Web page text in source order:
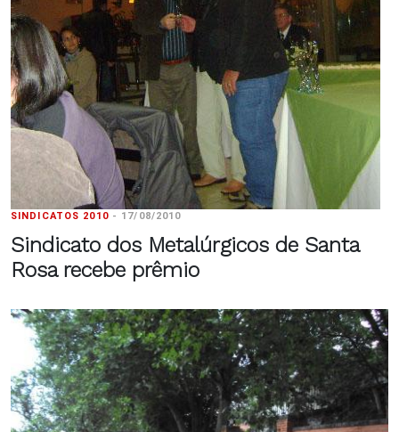
SINDICATOS 2010- 17/08/2010
Sindicato dos Metalúrgicos de Santa
Rosa recebe prêmio